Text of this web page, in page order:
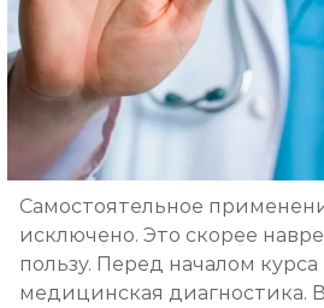
Самостоятельное
исключено. Это скорее
пользу. Перед началом курса
медицинская диагностика.